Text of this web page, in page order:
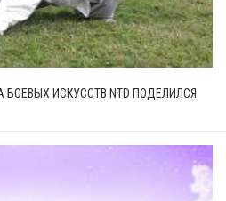
ИСКУССТВ NTD ПОДЕЛИЛСЯ